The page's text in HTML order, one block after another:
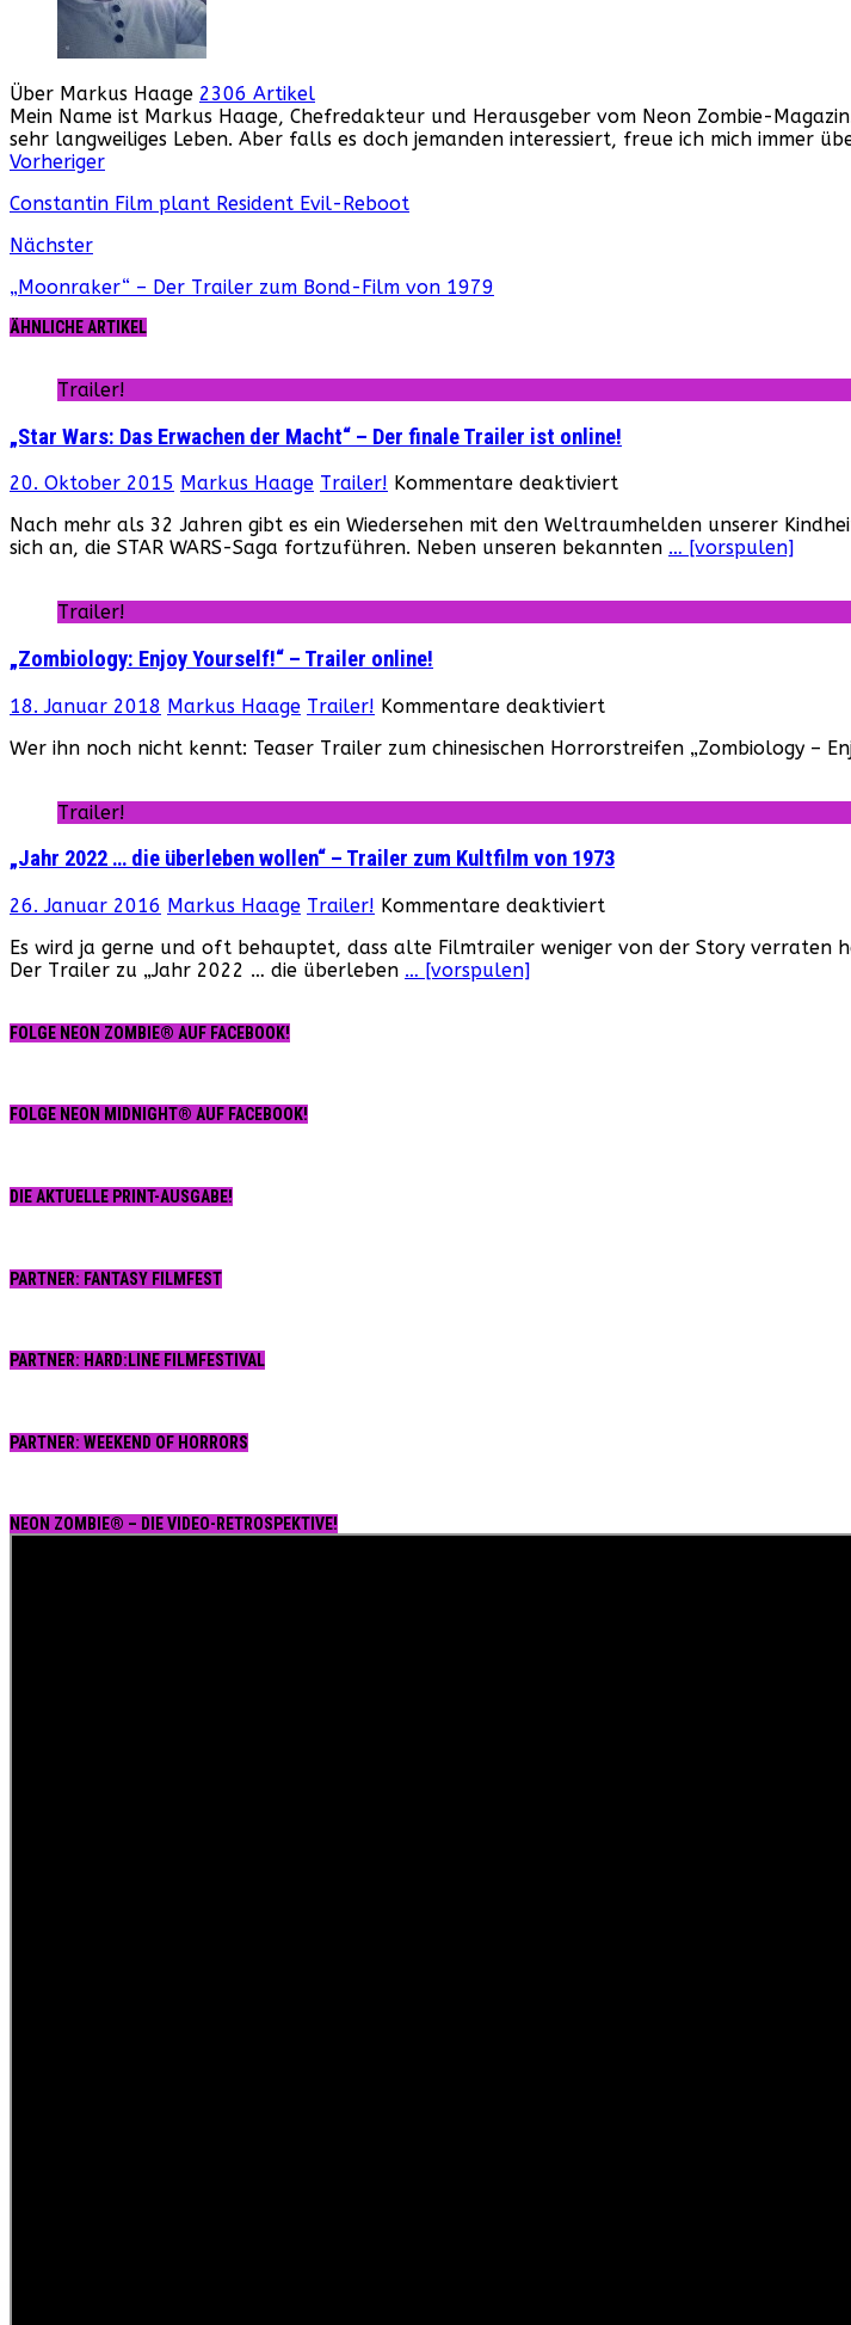
Über Markus Haage 2306 Artikel
Mein Name ist Markus Haage, Chefredakteur und Herausgeber vom Neon Zombie-
sehr langweiliges Leben. Aber falls es doch jemanden interessiert, freue ich mich immer
Webseite
Facebook
Instagram
YouTube
Vorheriger
Constantin Film plant Resident Evil-Reboot
Nächster
„Moonraker“ – Der Trailer zum Bond-Film von 1979
ÄHNLICHE ARTIKEL
Trailer!
„Star Wars: Das Erwachen der Macht“ – Der finale Trailer ist online!
20. Oktober 2015 Markus Haage Trailer! Kommentare deaktiviertfür
Wars:
Das
der
Macht“
online!
Nach mehr als 32 Jahren gibt es ein Wiedersehen mit den Weltraumhelden unserer
sich an, die STAR WARS-Saga fortzuführen. Neben unseren bekannten … [vorspulen]
Trailer!
„Zombiology: Enjoy Yourself!“ – Trailer online!
18. Januar 2018 Markus Haage Trailer! Kommentare deaktiviert
Enjoy
Wer ihn noch nicht kennt: Teaser Trailer zum chinesischen Horrorstreifen „Zombiology –
Trailer!
„Jahr 2022 … die überleben wollen“ – Trailer zum Kultfilm von 1973
26. Januar 2016 Markus Haage Trailer! Kommentare deaktiviertfür
2022
Es wird ja gerne und oft behauptet, dass alte Filmtrailer weniger von der Story verraten
Der Trailer zu „Jahr 2022 … die überleben … [vorspulen]
FOLGE NEON ZOMBIE® AUF FACEBOOK!
FOLGE NEON MIDNIGHT® AUF FACEBOOK!
DIE AKTUELLE PRINT-AUSGABE!
PARTNER: FANTASY FILMFEST
PARTNER: HARD:LINE FILMFESTIVAL
PARTNER: WEEKEND OF HORRORS
NEON ZOMBIE® – DIE VIDEO-RETROSPEKTIVE!